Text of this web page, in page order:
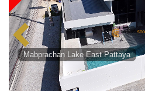
Mabprachan Lake East Pattaya